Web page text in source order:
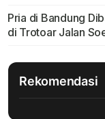
Pria di Bandung
di Trotoar Jalan
Rekomendasi